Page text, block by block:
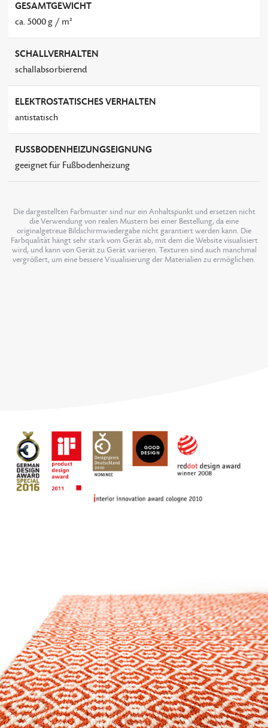
GESAMTGEWICHT
ca. 5000 g / m²
SCHALLVERHALTEN
schallabsorbierend
ELEKTROSTATISCHES VERHALTEN
antistatisch
FUSSBODENHEIZUNGSEIGNUNG
geeignet für Fußbodenheizung
Die dargestellten Farbmuster sind nur ein Anhaltspunkt und ersetzen nicht
die Verwendung von realen Mustern bei einer Bestellung, da eine
originalgetreue Bildschirmwiedergabe nicht garantiert werden kann. Die
Farbqualität hängt sehr stark vom Gerät ab, mit dem die Website visualisiert
wird, und kann von Gerät zu Gerät variieren. Texturen sind auch manchmal
vergrößert, um eine bessere Visualisierung der Materialien zu ermöglichen.